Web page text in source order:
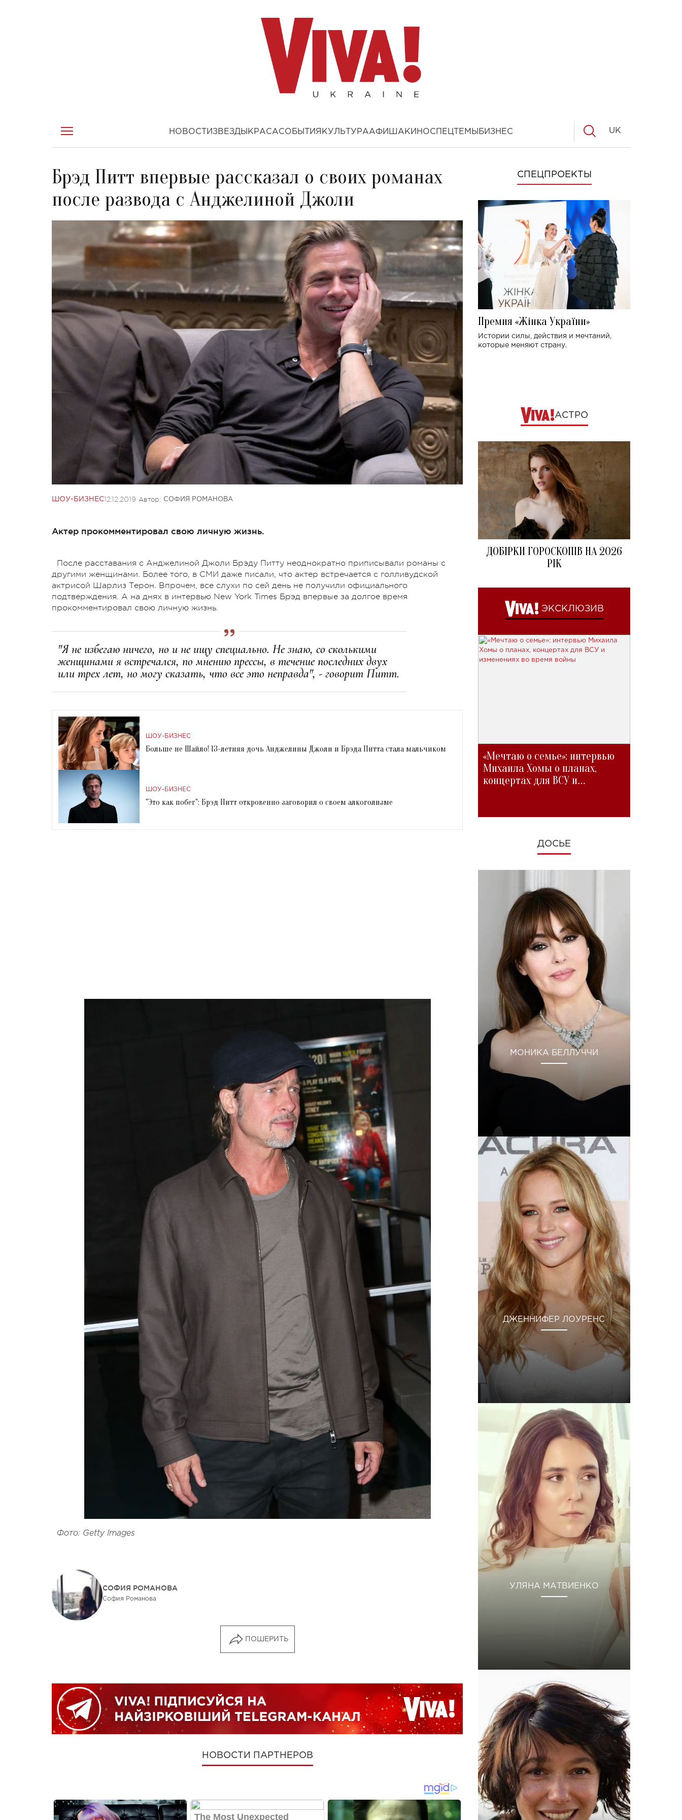
НОВОСТИ ЗВЕЗДЫ КРАСАСОБЫТИЯ КУЛЬТУРААФИША КИНОСПЕЦТЕМЫ БИЗНЕС UK
Брэд Питт впервые рассказал о своих романах
после развода с Анджелиной Джоли
ШОУ-БИЗНЕС12.12.2019 Автор: СОФИЯ РОМАНОВА
Актер прокомментировал свою личную жизнь.
После расставания с Анджелиной Джоли Брэду Питту неоднократно приписывали романы с
другими женщинами. Более того, в СМИ даже писали, что актер встречается с голливудской
актрисой Шарлиз Терон. Впрочем, все слухи по сей день не получили официального
подтверждения. А на днях в интервью New York Times Брэд впервые за долгое время
прокомментировал свою личную жизнь.
"Я не избегаю ничего, но и не ищу специально. Не знаю, со сколькими
женщинами я встречался, по мнению прессы, в течение последних двух
или трех лет, но могу сказать, что все это неправда", - говорит Питт.
ШОУ-БИЗНЕС
Больше не Шайло! 13-летняя дочь Анджелины Джоли и Брэда Питта стала мальчиком
ШОУ-БИЗНЕС
"Это как побег": Брэд Питт откровенно заговорил о своем алкоголизме
Фото: Getty Images
СОФИЯ РОМАНОВА
София Романова
ПОШЕРИТЬ
НОВОСТИ ПАРТНЕРОВ
СПЕЦПРОЕКТЫ
Премия «Жінка України»
Истории силы, действия и мечтаний,
которые меняют страну.
АСТРО
ДОБІРКИ ГОРОСКОПІВ НА 2026
РІК
ЭКСКЛЮЗИВ
«Мечтаю о семье»: интервью
Михаила Хомы о планах,
концертах для ВСУ и
ДОСЬЕ
МОНИКА БЕЛЛУЧЧИ
ДЖЕННИФЕР ЛОУРЕНС
УЛЯНА МАТВИЕНКО